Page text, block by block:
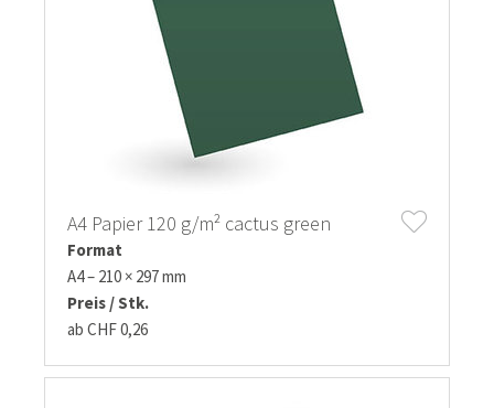
A4 Papier 120 g/m² cactus green
Format
A4 – 210 × 297 mm
Preis / Stk.
ab CHF 0,26